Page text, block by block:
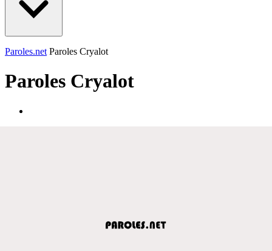
Paroles.net Paroles Cryalot
Paroles Cryalot